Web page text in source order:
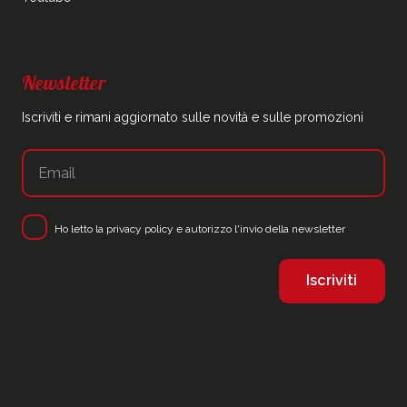
Newsletter
Iscriviti e rimani aggiornato sulle novità e sulle promozioni
Ho letto la privacy policy e autorizzo l'invio della newsletter